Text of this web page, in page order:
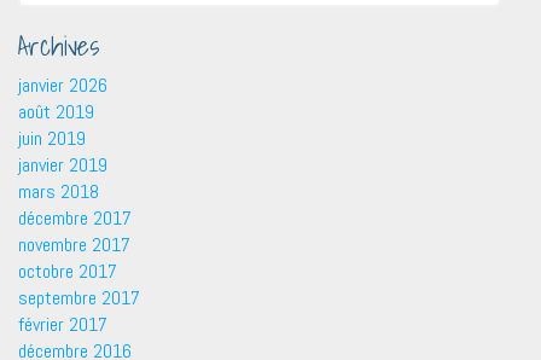
Archives
janvier 2026
août 2019
juin 2019
janvier 2019
mars 2018
décembre 2017
novembre 2017
octobre 2017
septembre 2017
février 2017
décembre 2016